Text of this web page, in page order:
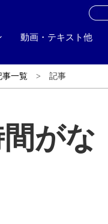
動画・テキスト他
事一覧 記事
がな